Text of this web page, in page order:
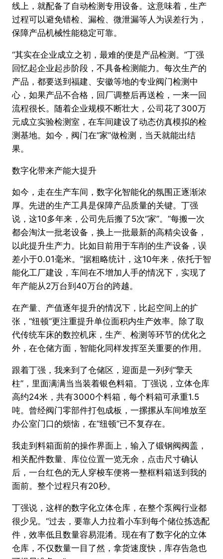
线上，就配备了自动检测专用设备。这意味着，生产
过程可以避免错检、漏检、微泄漏等人为误差行为，
保障产品机械性能稳定可靠。
“其实在企业成立之初，最难的便是产品检测。”丁强
回忆起企业起步阶段，不具备检测能力。每次生产的
产品，都要送到福建、安徽等地的专业阀门检测中
心，如果产品不合格，回厂调整后再送检，一来一回
流程很长。随着企业规模不断壮大，公司花了300万
元成立实验检测室，在车间建设了动态仿真模拟的检
测基地。如今，阀门在“家”做检测，当天就能出结
果。
数字化带来产能大提升
如今，走在生产车间，数字化智能化的氛围正逐渐浓
厚。先进的生产工具是保障产品质量的关键。丁强
说，这10多年来，公司先后搬了5次“家”。“每搬一次
都会淘汰一批老设备，换上一批最新的高精尖设备，
以此提升生产力。比如目前用于车削的生产设备，误
差小于0.01毫米。”据粗略统计，这10年来，依托于智
能化工厂建设，车间在不增加人手的情况下，实现了
年产能从2万台到40万台的跨越。
在产量、产值逐年提升的情况下，比起空间上的扩
张，“纽顿”更注重提升单位面积内生产效率。除了取
代传统车床的数控机床，生产、检测等环节的优化之
外，在仓储方面，智能化同样发挥至关重要的作用。
跟着丁强，我来到了仓储区，迎面是一列列“擎天
柱”，里面满满当当装着银色料箱。丁强说，立体仓库
高约24米，共有3000个料箱，每个料箱可承重1.5
吨。曾经阀门零部件打包成板，一摞摞从车间堆放至
办公室门口的烦恼，在“纽顿”已不复存在。
我走到料箱面前的操作界面上，输入了锻钢阀阀盖，
相关配件数量、库位位置一览无余，点击尺寸确认
后，一台红色的无人穿梭车便将一整框料箱送到我的
面前。整个过程只有20秒。
丁强说，这样的数字化立体仓库，在整个泵阀行业都
很少见。“过去，要靠人力拉着小车到每个储位拣选配
件，效率低且数量容易混淆。现在有了数字化的立体
仓库，不仅数量一目了然，拿货速度快，库存告急也